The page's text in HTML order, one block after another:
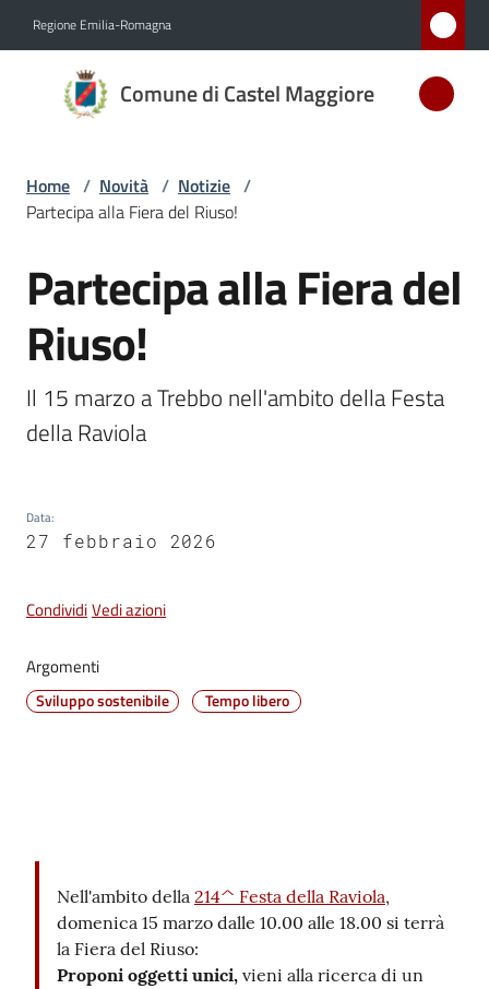
Regione Emilia-Romagna
Comune di Castel Maggiore
Comune
di Castel
D'ARGENTO
AL MERITO
Amministrazione
Novità
Menu selezionato
Vivere
Castel
Amministrazione
argomenti...
Home / Novità / Notizie /
Partecipa alla Fiera del Riuso!
Salta al contenuto
Partecipa alla Fiera del
Riuso!
Il 15 marzo a Trebbo nell'ambito della Festa
della Raviola
Data:
27 febbraio 2026
CondividiVedi azioni
Argomenti
Sviluppo sostenibile Tempo libero
Nell'ambito della 214^ Festa della Raviola,
domenica 15 marzo dalle 10.00 alle 18.00 si terrà
la Fiera del Riuso:
Proponi oggetti unici, vieni alla ricerca di un